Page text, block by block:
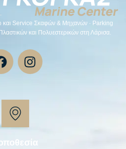
και Service Σκαφών & Μηχανών · Parking
και Πολυεστερικών στη Λάρισα.